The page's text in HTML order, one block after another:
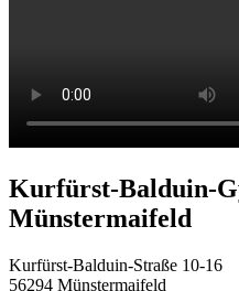
Kurfürst-Balduin-
Münstermaifeld
Kurfürst-Balduin-Straße 10-16
56294 Münstermaifeld